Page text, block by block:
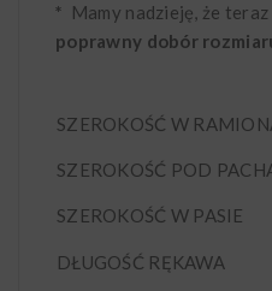
* Mamy nadzieję, że teraz
poprawny dobór
SZEROKOŚĆ W
SZEROKOŚĆ POD
SZEROKOŚĆ W PASIE
DŁUGOŚĆ RĘKAWA